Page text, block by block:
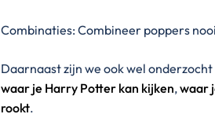
Combinaties: Combineer poppers
Daarnaast zijn we ook wel
waar je Harry Potter kan kijken,waar
rookt.